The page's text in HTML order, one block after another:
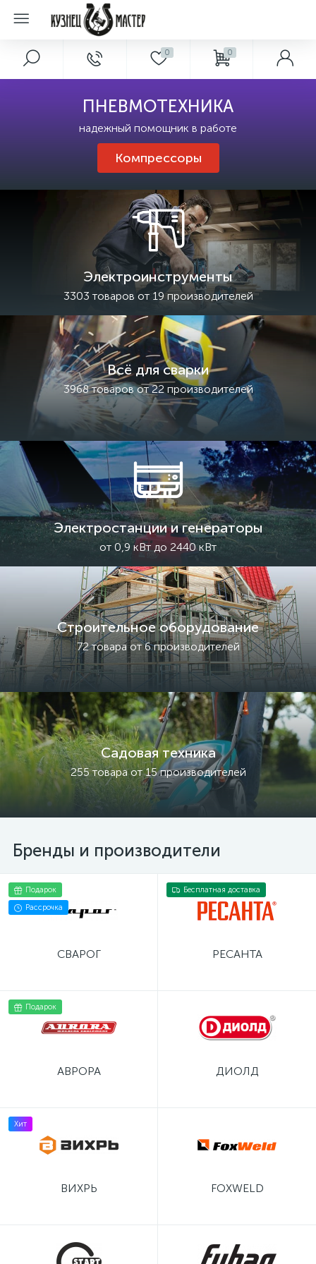
0 0
ПНЕВМОТЕХНИКА
надежный помощник в работе
Компрессоры
Электроинструменты
3303 товаров от 19 производителей
Всё для сварки
3968 товаров от 22 производителей
Электростанции и генераторы
от 0,9 кВт до 2440 кВт
Строительное оборудование
72 товара от 6 производителей
Садовая техника
255 товара от 15 производителей
Бренды и производители
Подарок
Рассрочка
СВАРОГ
Бесплатная доставка
РЕСАНТА
Подарок
АВРОРА ДИОЛД
Хит
ВИХРЬ FOXWELD